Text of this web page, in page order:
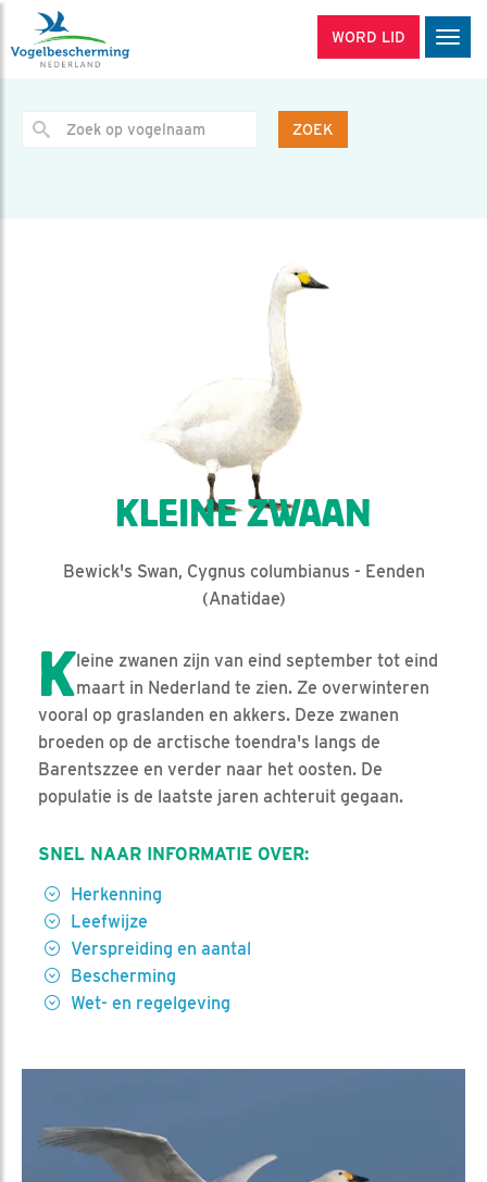
WORD LID
ZOEK
KLEINE ZWAAN
Bewick's Swan, Cygnus columbianus - Eenden
(Anatidae)
Kleine zwanen zijn van eind september tot eind
maart in Nederland te zien. Ze overwinteren
vooral op graslanden en akkers. Deze zwanen
broeden op de arctische toendra's langs de
Barentszzee en verder naar het oosten. De
populatie is de laatste jaren achteruit gegaan.
SNEL NAAR INFORMATIE OVER:
Herkenning
Leefwijze
Verspreiding en aantal
Bescherming
Wet- en regelgeving